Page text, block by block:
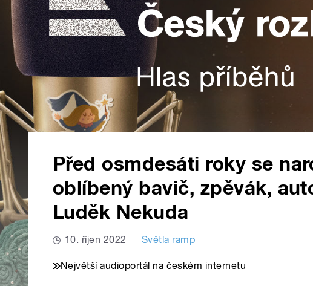
Před osmdesáti roky se
oblíbený bavič, zpěvák,
Luděk Nekuda
10. říjen 2022 Světla ramp
Největší audioportál na českém internetu